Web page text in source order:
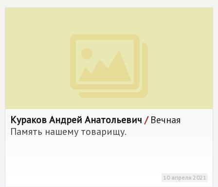
Кураков Андрей Анатольевич /Вечная
Память нашему товарищу.
10 апреля 2021